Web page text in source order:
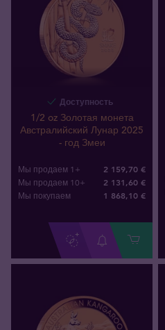
Доступность
1/2 oz Золотая монета
Австралийский Лунар 2025
- год Змеи
Мы продаем 1+ 2 159,70 €
Мы продаем 10+ 2 131,60 €
Мы покупаем 1 868,10 €